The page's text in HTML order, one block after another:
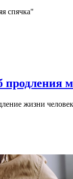
спячка"
жизни